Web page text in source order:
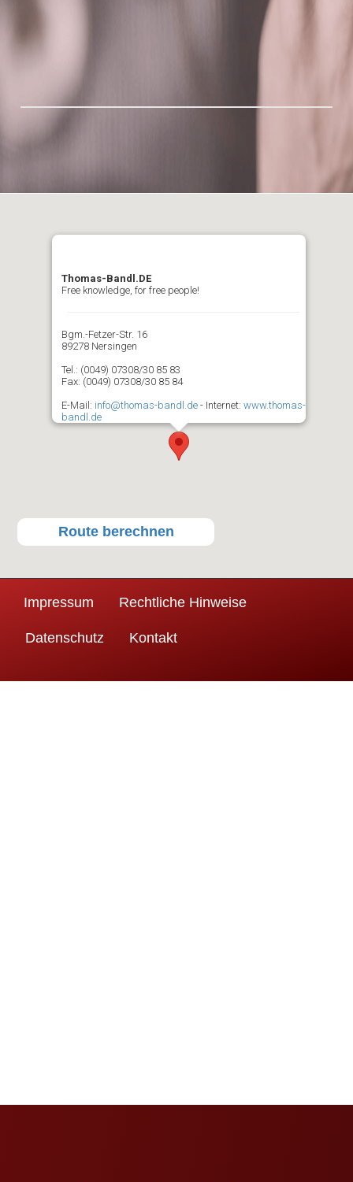
Thomas-Bandl.DE
Free knowledge, for free people!
Bgm.-Fetzer-Str. 16
89278 Nersingen
Tel.: (0049) 07308/30 85 83
Fax: (0049) 07308/30 85 84
E-Mail: info@thomas-bandl.de - Internet: www.thomas-
bandl.de
Route berechnen
Impressum Rechtliche Hinweise
Datenschutz Kontakt